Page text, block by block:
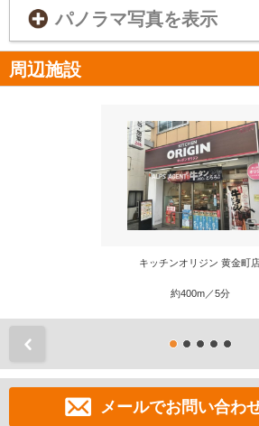
パノラマ写真を表示
周辺施設
キッチンオリジン 黄金町
約400m／5分
メールでお問い合わ